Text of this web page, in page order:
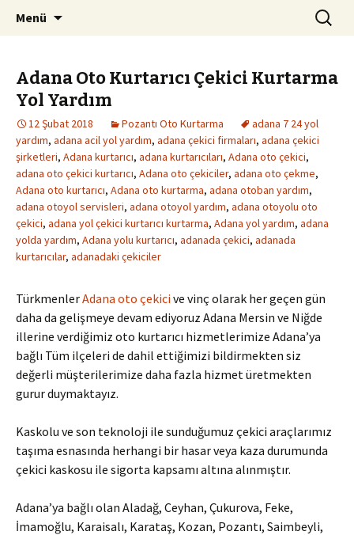
Pozantı Oto Kurtarma 0542
261 94 08
Kurtarıcı Yol Yardım Araç Çekici
Menü Arama:
Adana Oto Kurtarıcı Çekici Kurtarma
Yol Yardım
12 Şubat 2018 Pozantı Oto Kurtarma
adana 7 24 yol
yardım, adana acil yol yardım, adana çekici firmaları, adana çekici
şirketleri, Adana kurtarıcı, adana kurtarıcıları, Adana oto çekici,
adana oto çekici kurtarıcı, Adana oto çekiciler, adana oto çekme,
Adana oto kurtarıcı, Adana oto kurtarma, adana otoban yardım,
adana otoyol servisleri, adana otoyol yardım, adana otoyolu oto
çekici, adana yol çekici kurtarıcı kurtarma, Adana yol yardım, adana
yolda yardım, Adana yolu kurtarıcı, adanada çekici, adanada
kurtarıcılar, adanadaki çekiciler
TürkmenlerAdana oto çekicive vinç olarak her geçen gün
daha da gelişmeye devam ediyoruz Adana Mersin ve Niğde
illerine verdiğimiz oto kurtarıcı hizmetlerimize Adana’ya
bağlı Tüm ilçeleri de dahil ettiğimizi bildirmekten siz
değerli müşterilerimize daha fazla hizmet üretmekten
gurur duymaktayız.
Kaskolu ve son teknoloji ile sunduğumuz çekici araçlarımız
taşıma esnasında herhangi bir hasar veya kaza durumunda
çekici kaskosu ile sigorta kapsamı altına alınmıştır.
Adana’ya bağlı olan Aladağ, Ceyhan, Çukurova, Feke,
İmamoğlu, Karaisalı, Karataş, Kozan,‎ Pozantı,‎ Saimbeyli,